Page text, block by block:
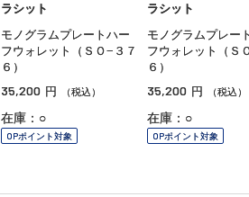
ラシット
モノグラムプレートハー
フウォレット（ＳＯ−３７
６）
35,200 円 （税込）
在庫：○
OPポイント対象
ラシット
モノグラムプレー
フウォレット（Ｓ
６）
35,200 円 （税込）
在庫：○
OPポイント対象